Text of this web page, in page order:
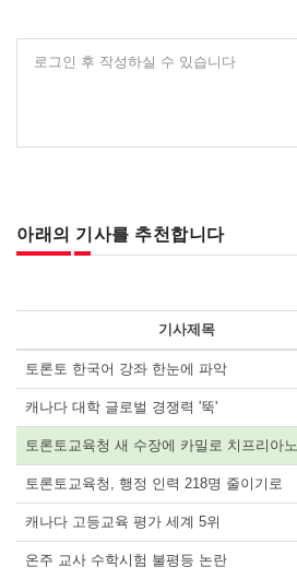
로그인 후 작성하실 수 있습니다
아래의 기사를 추천합니다
기사제목
토론토 한국어 강좌 한눈에 파악
캐나다 대학 글로벌 경쟁력 '뚝'
토론토교육청 새 수장에 카밀로 치프리아노
토론토교육청, 행정 인력 218명 줄이기로
캐나다 고등교육 평가 세계 5위
온주 교사 수학시험 불평등 논란